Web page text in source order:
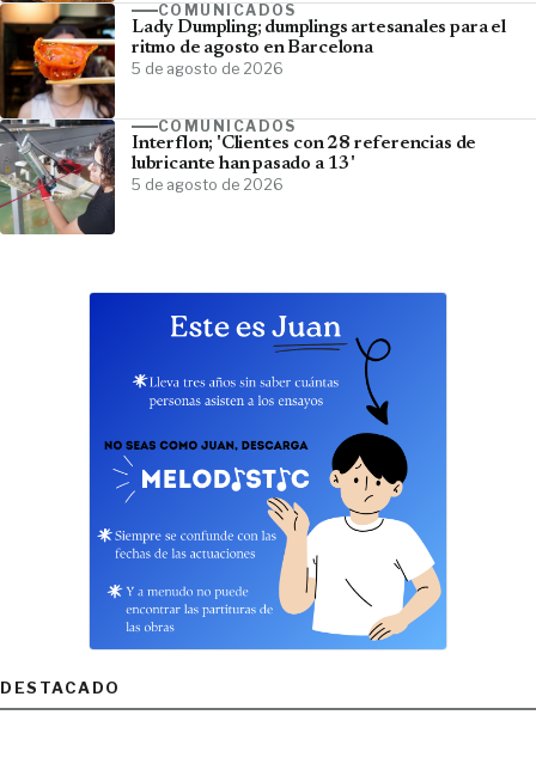
COMUNICADOS
Lady Dumpling; dumplings artesanales para el
ritmo de agosto en Barcelona
5 de agosto de 2026
COMUNICADOS
Interflon; 'Clientes con 28 referencias de
lubricante han pasado a 13'
5 de agosto de 2026
DESTACADO